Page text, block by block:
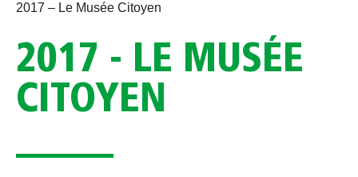
2017 – Le Musée Citoyen
2017 - LE MUSÉE
CITOYEN